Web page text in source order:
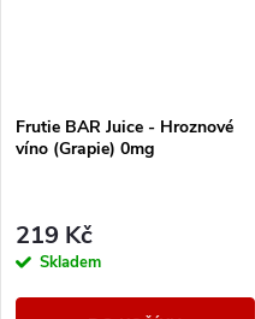
Frutie BAR Juice - Hroznové
víno (Grapie) 0mg
219 Kč
Skladem